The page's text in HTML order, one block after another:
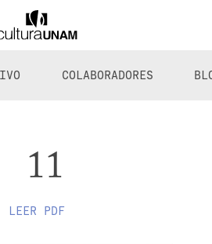
COLABORADORES
11
LEER PDF